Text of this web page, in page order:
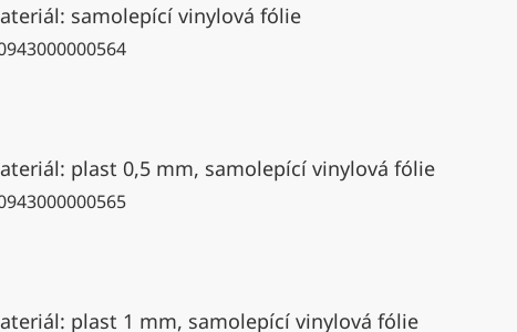
samolepící vinylová fólie
plast 0,5 mm, samolepící vinylová fólie
plast 1 mm, samolepící vinylová fólie